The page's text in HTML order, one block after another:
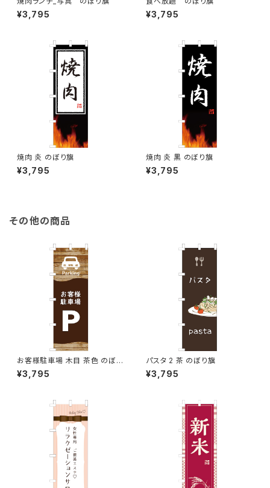
¥3,795 ¥3,795
焼肉 炎 のぼり旗
¥3,795
焼肉 炎 黒 のぼり旗
¥3,795
その他の商品
お客様駐車場 木目 茶色 のぼり
旗
¥3,795
パスタ 2 茶 のぼり旗
¥3,795